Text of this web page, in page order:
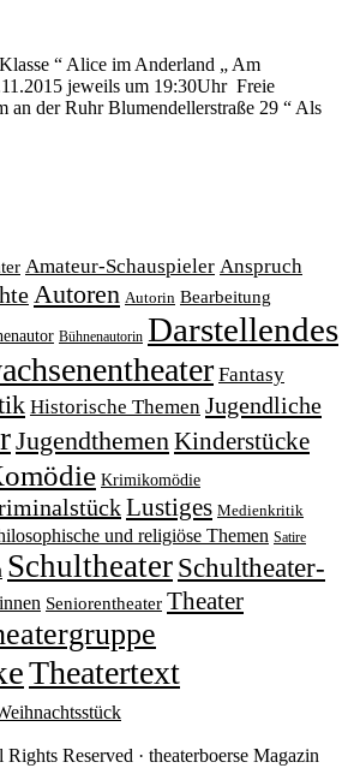
“ Alice im Anderland „ Am
jeweils um 19:30Uhr Freie
an der Ruhr Blumendellerstraße 29 “ Als
Amateur-Schauspieler Anspruch
Autoren Autorin Bearbeitung
Bühnenautorin Darstellendes
Fantasy
Historische Themen Jugendliche
Jugendthemen Kinderstücke
Krimikomödie
Lustiges Medienkritik
und religiöse Themen Satire
Schultheater Schultheater-
Seniorentheater Theater
Theatertext
Reserved · theaterboerse Magazin